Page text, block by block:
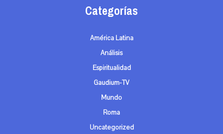
Categorías
América Latina
Análisis
Espiritualidad
Gaudium-TV
Mundo
Roma
Uncategorized